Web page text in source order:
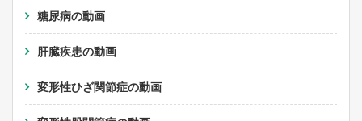
糖尿病の動画
肝臓疾患の動画
変形性ひざ関節症の動画